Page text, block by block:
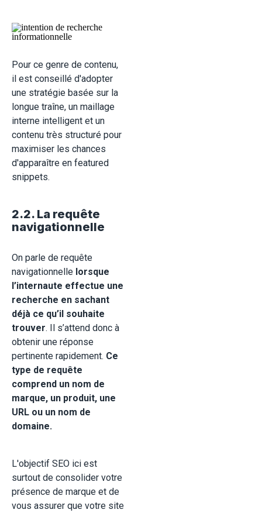
Pour ce genre de contenu,
il est conseillé d'adopter
une stratégie basée sur la
longue traîne, un maillage
interne intelligent et un
contenu très structuré pour
maximiser les chances
d'apparaître en featured
snippets.
2.2. La requête
navigationnelle
On parle de requête
navigationnelle lorsque
l’internaute effectue une
recherche en sachant
déjà ce qu’il souhaite
trouver. Il s’attend donc à
obtenir une réponse
pertinente rapidement. Ce
type de requête
comprend un nom de
marque, un produit, une
URL ou un nom de
domaine.
L'objectif SEO ici est
surtout de consolider votre
présence de marque et de
vous assurer que votre site